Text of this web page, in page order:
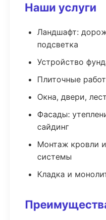
Наши услуги
Ландшафт:
подсветка
Устройство
Плиточные
Окна, двери,
Фасады:
сайдинг
Монтаж кровли
системы
Кладка и